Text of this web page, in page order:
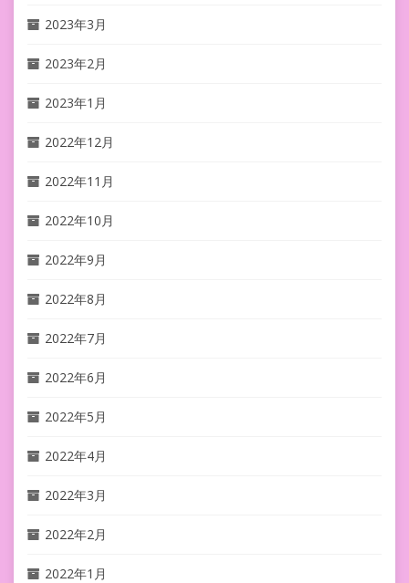
2023年3月
2023年2月
2023年1月
2022年12月
2022年11月
2022年10月
2022年9月
2022年8月
2022年7月
2022年6月
2022年5月
2022年4月
2022年3月
2022年2月
2022年1月